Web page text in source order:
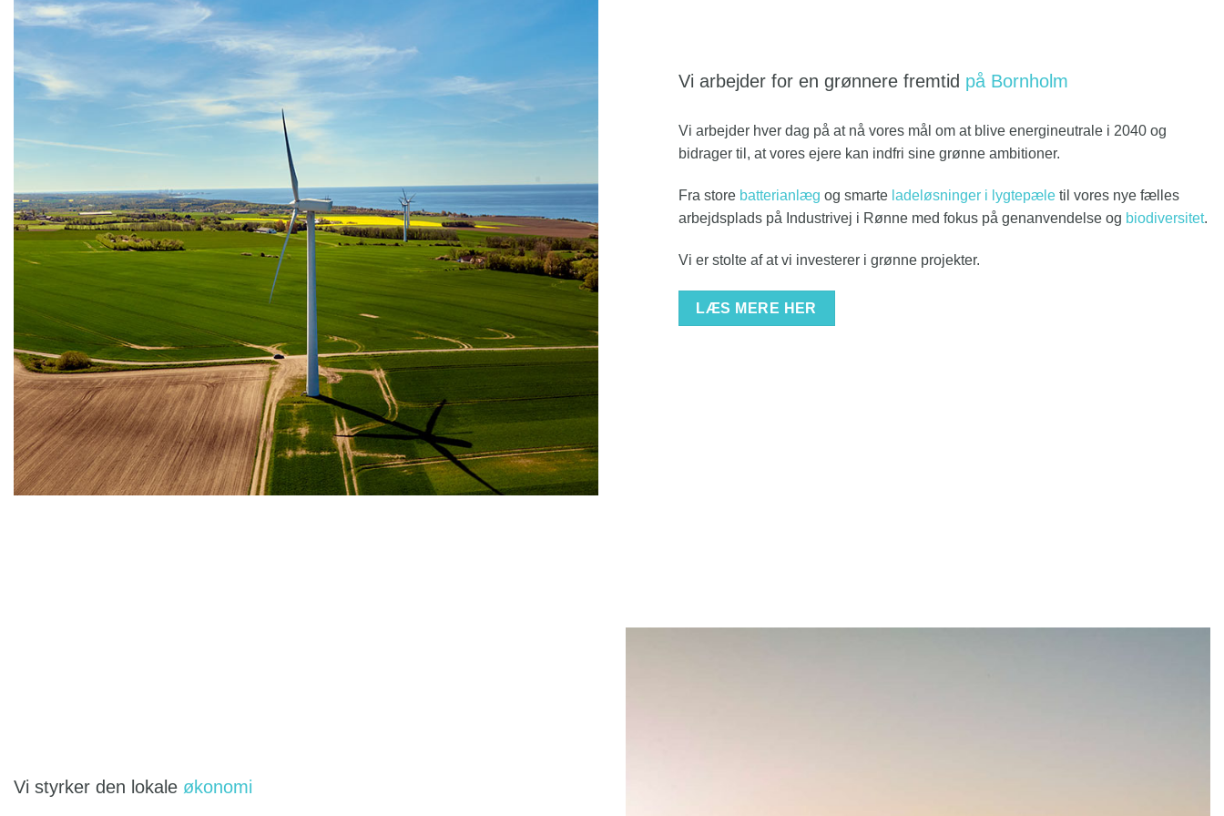
Vi arbejder for en grønnere fremtid på Bornholm
Vi arbejder hver dag på at nå vores mål om at blive energineutrale i 2040 og
bidrager til, at vores ejere kan indfri sine grønne ambitioner.
Fra store batterianlæg og smarte ladeløsninger i lygtepæletil vores nye fælles
arbejdsplads på Industrivej i Rønne med fokus på genanvendelse og biodiversitet.
Vi er stolte af at vi investerer i grønne projekter.
LÆS MERE HER
Vi styrker den lokale økonomi